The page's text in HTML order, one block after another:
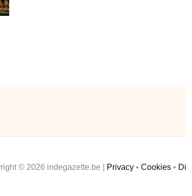
© 2026 indegazette.be | Privacy• Cookies•